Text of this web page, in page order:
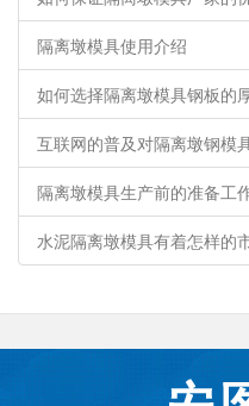
隔离墩模具使用介绍
如何选择隔离墩模具钢板的
互联网的普及对隔离墩钢模
隔离墩模具生产前的准备工
水泥隔离墩模具有着怎样的